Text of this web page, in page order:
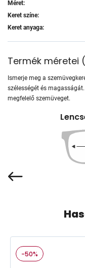
Méret:
Keret színe:
Keret anyaga:
Termék méretei (
Ismerje meg a
szélességét és
megfelelő szemüveget.
-50%